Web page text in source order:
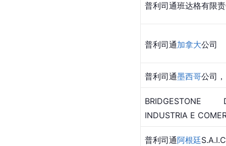
普利司通班达格有限
普利司通加拿大公司
普利司通墨西哥公司
INDUSTRIA E
普利司通阿根廷